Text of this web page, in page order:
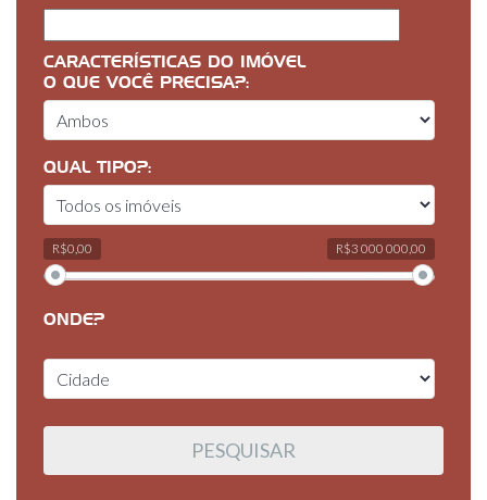
CARACTERÍSTICAS DO IMÓVEL
O QUE VOCÊ PRECISA?:
QUAL TIPO?:
R$0,00 R$3 000 000,00
ONDE?